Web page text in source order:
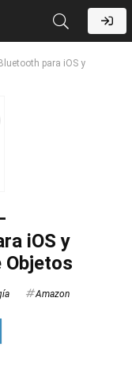
para iOS y
iOS y
Objetos
Amazon